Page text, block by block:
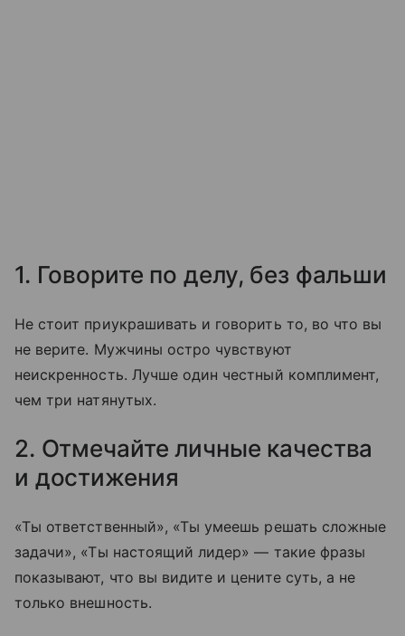
1. Говорите по делу, без фальши
Не стоит приукрашивать и говорить то, во что вы
не верите. Мужчины остро чувствуют
неискренность. Лучше один честный комплимент,
чем три натянутых.
2. Отмечайте личные качества
и достижения
«Ты ответственный», «Ты умеешь решать сложные
задачи», «Ты настоящий лидер» — такие фразы
показывают, что вы видите и цените суть, а не
только внешность.